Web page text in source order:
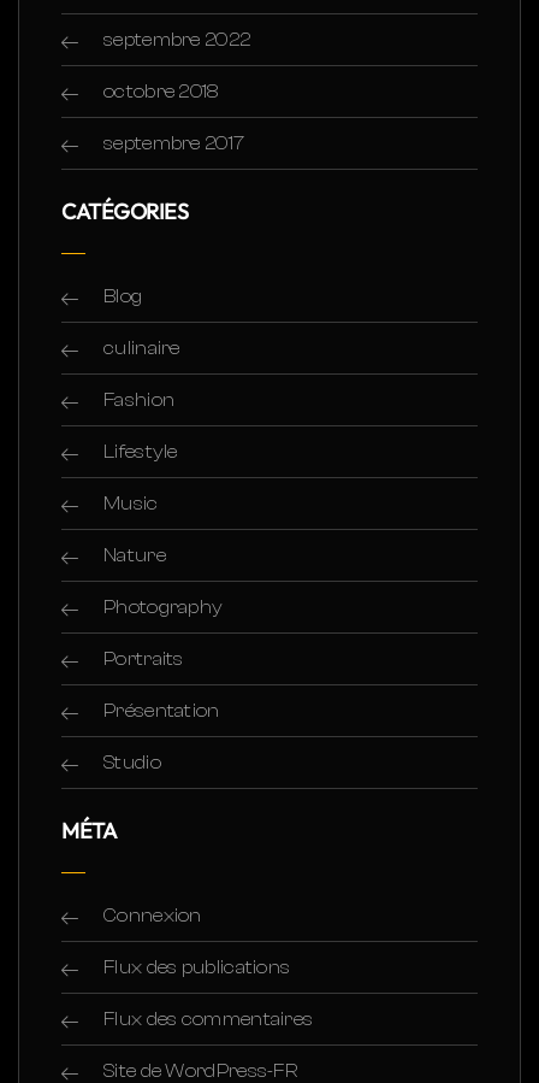
septembre 2022
octobre 2018
septembre 2017
CATÉGORIES
Blog
culinaire
Fashion
Lifestyle
Music
Nature
Photography
Portraits
Présentation
Studio
MÉTA
Connexion
Flux des publications
Flux des commentaires
Site de WordPress-FR